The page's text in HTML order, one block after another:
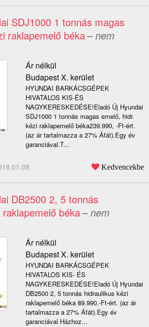
SDJ1000 1 tonnás magas
raklapemelő béka– nem
Ár nélkül
Budapest X. kerület
HYUNDAI BARKÁCSGÉPEK
HIVATALOS KIS-ÉS
NAGYKERESKEDÉSE!Eladó Új Hyundai
SDJ1000 1 tonnás magas emelő, hidr.
kézi raklapemelő béka239.990, -Ft-ért.
(az ár tartalmazza a 27% Áfát).Egy év
garanciával.T...
Kedvencekbe
DB2500 2, 5 tonnás
béka– nem
Ár nélkül
Budapest X. kerület
HYUNDAI BARKÁCSGÉPEK
HIVATALOS KIS- ÉS
NAGYKERESKEDÉSE!Eladó Új Hyundai
DB2500 2, 5 tonnás hidraulikus kézi
raklapemelő béka 89.990.-Ft-ért. (az ár
tartalmazza a 27% Áfát).Egy év
garanciával.Házhoz...